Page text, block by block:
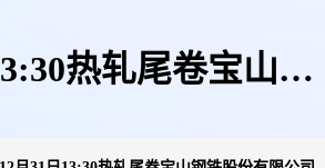
热轧尾卷宝山钢